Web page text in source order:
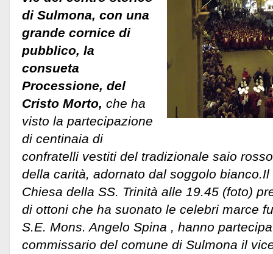
di Sulmona, con una
grande cornice di
pubblico, la
consueta
Processione, del
Cristo Morto, che ha
visto la partecipazione
di centinaia di
confratelli vestiti del tradizionale saio
della carità, adornato dal soggolo
Chiesa della SS. Trinità alle 19.45 (foto)
di ottoni che ha suonato le celebri marce
S.E. Mons. Angelo Spina , hanno
commissario del comune di Sulmona il